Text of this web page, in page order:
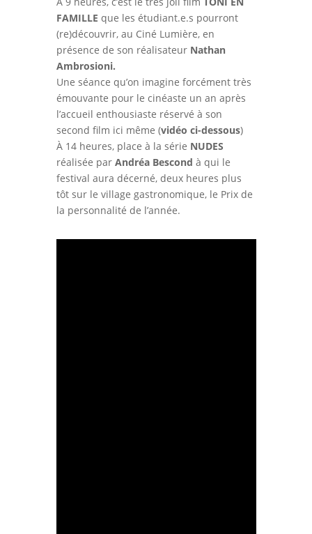
FAMILLE que les étudiant.e.s pourront
(re)découvrir, au Ciné Lumière, en
présence de son réalisateur Nathan
Ambrosioni.
Une séance qu’on imagine forcément très
émouvante pour le cinéaste un an après
l’accueil enthousiaste réservé à son
second film ici même (vidéo ci-dessous)
À 14 heures, place à la série NUDES
réalisée par Andréa Bescond à qui le
festival aura décerné, deux heures plus
tôt sur le village gastronomique, le Prix de
la personnalité de l’année.